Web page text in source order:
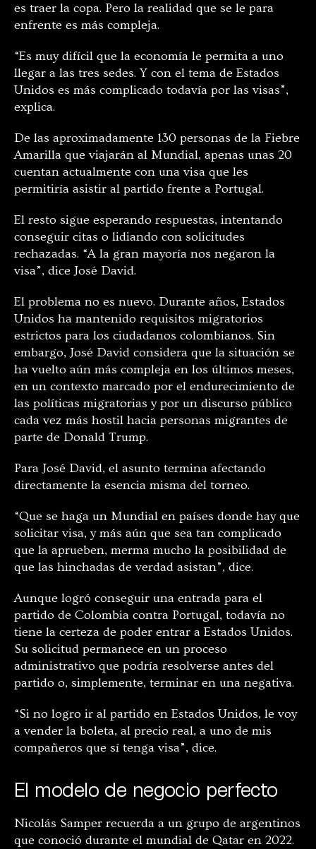
es traer la copa. Pero la realidad que se le para
enfrente es más compleja.
“Es muy difícil que la economía le permita a uno
llegar a las tres sedes. Y con el tema de Estados
Unidos es más complicado todavía por las visas”,
explica.
De las aproximadamente 130 personas de la Fiebre
Amarilla que viajarán al Mundial, apenas unas 20
cuentan actualmente con una visa que les
permitiría asistir al partido frente a Portugal.
El resto sigue esperando respuestas, intentando
conseguir citas o lidiando con solicitudes
rechazadas. “A la gran mayoría nos negaron la
visa”, dice José David.
El problema no es nuevo. Durante años, Estados
Unidos ha mantenido requisitos migratorios
estrictos para los ciudadanos colombianos. Sin
embargo, José David considera que la situación se
ha vuelto aún más compleja en los últimos meses,
en un contexto marcado por el endurecimiento de
las políticas migratorias y por un discurso público
cada vez más hostil hacia personas migrantes de
parte de Donald Trump.
Para José David, el asunto termina afectando
directamente la esencia misma del torneo.
“Que se haga un Mundial en países donde hay que
solicitar visa, y más aún que sea tan complicado
que la aprueben, merma mucho la posibilidad de
que las hinchadas de verdad asistan”, dice.
Aunque logró conseguir una entrada para el
partido de Colombia contra Portugal, todavía no
tiene la certeza de poder entrar a Estados Unidos.
Su solicitud permanece en un proceso
administrativo que podría resolverse antes del
partido o, simplemente, terminar en una negativa.
“Si no logro ir al partido en Estados Unidos, le voy
a vender la boleta, al precio real, a uno de mis
compañeros que sí tenga visa”, dice.
El modelo de negocio perfecto
Nicolás Samper recuerda a un grupo de argentinos
que conoció durante el mundial de Qatar en 2022.